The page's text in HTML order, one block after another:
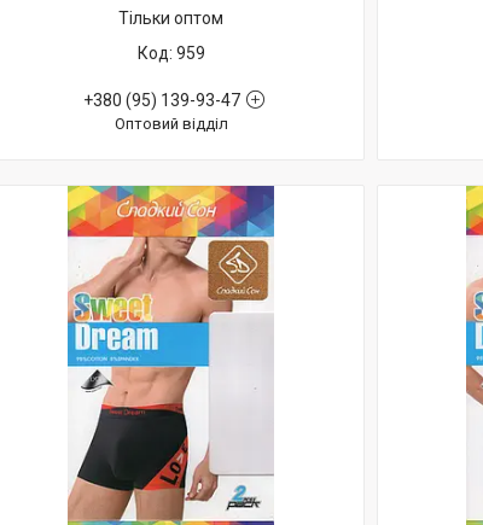
Тільки оптом
959
+380 (95) 139-93-47
Оптовий відділ